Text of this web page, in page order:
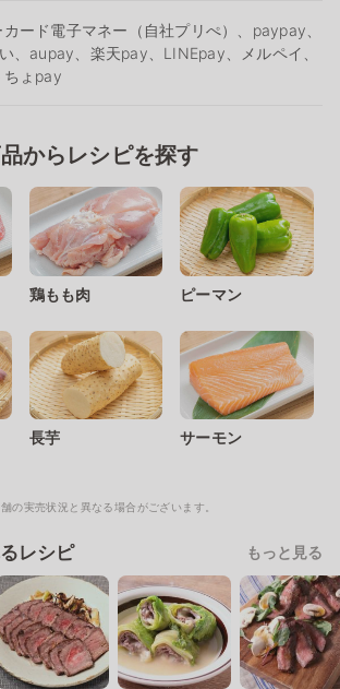
カード電子マネー（自社プリぺ）、paypay、
、aupay、楽天pay、LINEpay、メルペイ、
ちょpay
からレシピを探す
鶏もも肉 ピーマン
長芋 サーモン
の実売状況と異なる場合がございます。
レシピ もっと見る